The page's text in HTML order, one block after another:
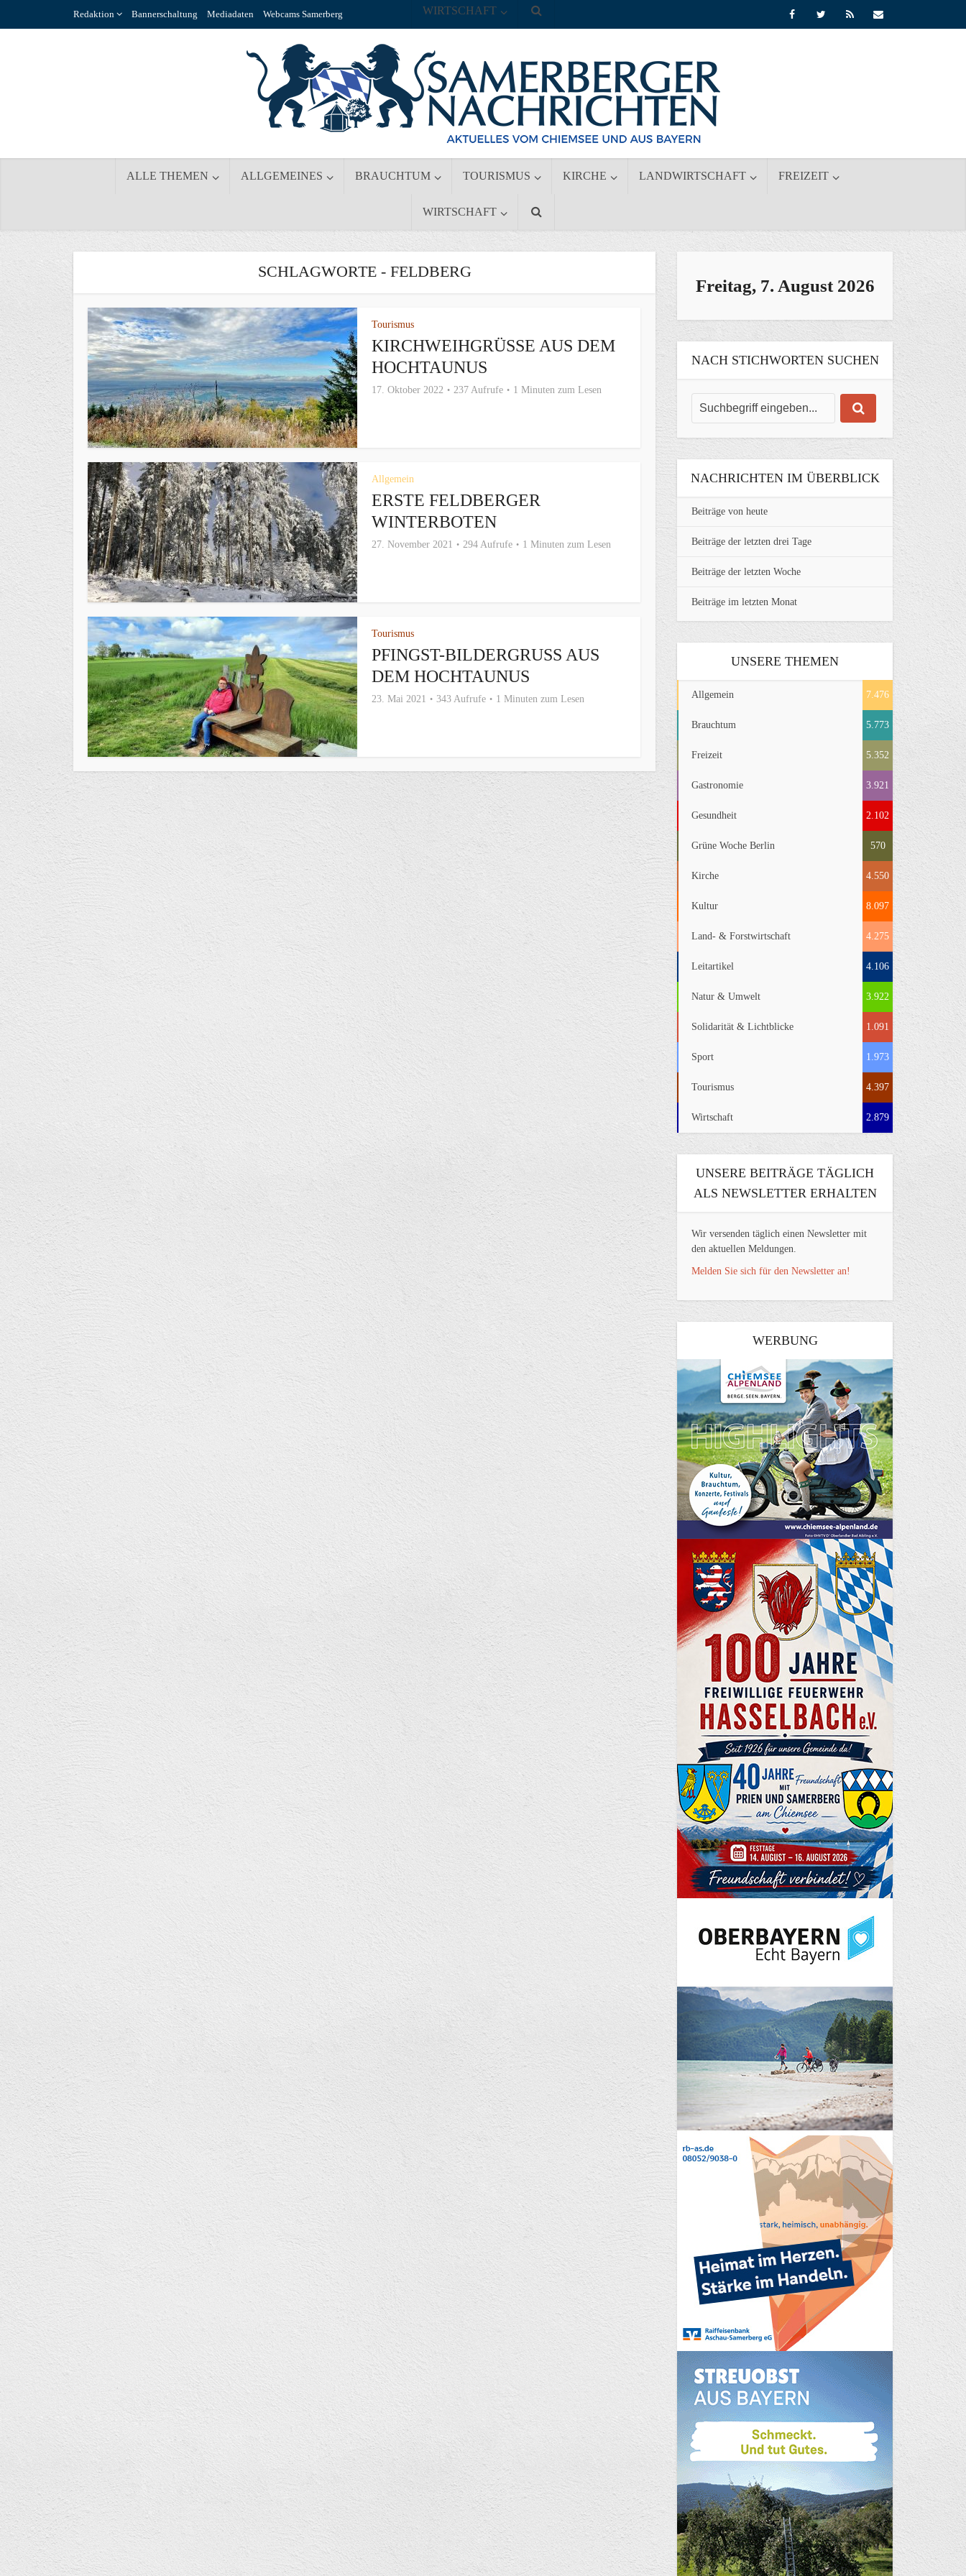
Redaktion Bannerschaltung Mediadaten Webcams Samerberg
ALLE THEMEN ALLGEMEINES BRAUCHTUM TOURISMUS KIRCHE LANDWIRTSCHAFT FREIZEIT
WIRTSCHAFT
WIRTSCHAFT
SCHLAGWORTE - FELDBERG
Tourismus
KIRCHWEIHGRÜSSE AUS DEM H
OCHTAUNUS
17. Oktober 2022 237 Aufrufe 1 Minuten zum Lesen
Allgemein
ERSTE FELDBERGER
WINTERBOTEN
27. November 2021 294 Aufrufe 1 Minuten zum Lesen
Tourismus
PFINGST-BILDERGRUSS AUS D
EM HOCHTAUNUS
23. Mai 2021 343 Aufrufe 1 Minuten zum Lesen
Freitag, 7. August 2026
NACH STICHWORTEN SUCHEN
NACHRICHTEN IM ÜBERBLICK
Beiträge von heute
Beiträge der letzten drei Tage
Beiträge der letzten Woche
Beiträge im letzten Monat
UNSERE THEMEN
Allgemein 7.476
Brauchtum 5.773
Freizeit 5.352
Gastronomie 3.921
Gesundheit 2.102
Grüne Woche Berlin 570
Kirche 4.550
Kultur 8.097
Land- & Forstwirtschaft 4.275
Leitartikel 4.106
Natur & Umwelt 3.922
Solidarität & Lichtblicke 1.091
Sport 1.973
Tourismus 4.397
Wirtschaft 2.879
UNSERE BEITRÄGE TÄGLICH
ALS NEWSLETTER ERHALTEN
Wir versenden täglich einen Newsletter mit
den aktuellen Meldungen.
Melden Sie sich für den Newsletter an!
WERBUNG